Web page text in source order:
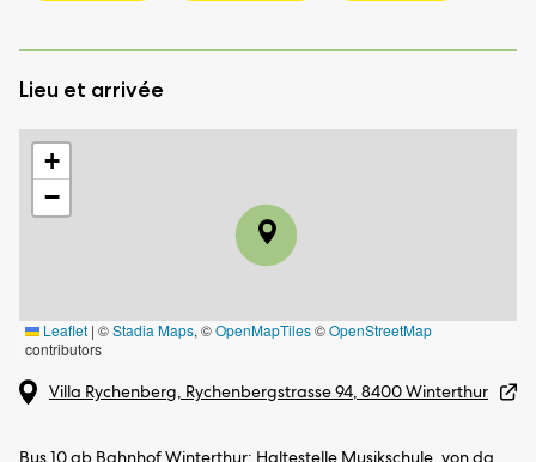
Lieu et arrivée
+
−
Leaflet | ©Stadia Maps, ©OpenMapTiles©OpenStreetMap
contributors
Villa Rychenberg, Rychenbergstrasse 94, 8400 Winterthur